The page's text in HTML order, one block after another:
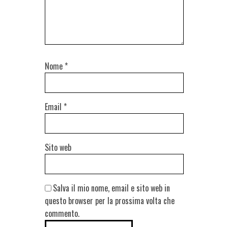
Nome *
Email *
Sito web
Salva il mio nome, email e sito web in
questo browser per la prossima volta che
commento.